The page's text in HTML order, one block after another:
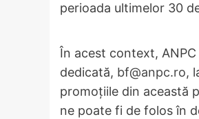
perioada ultimelor 30
În acest context,
dedicată, bf@anpc.ro,
promoțiile din această
ne poate fi de folos în